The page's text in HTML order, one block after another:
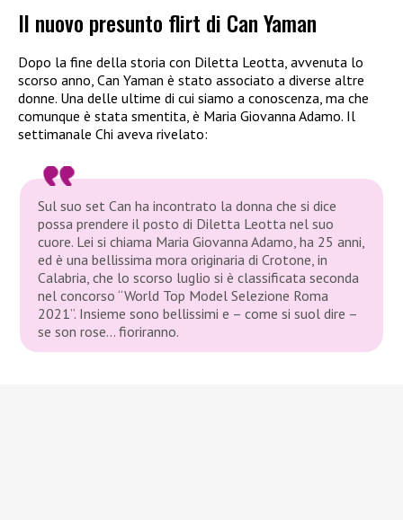
Il nuovo presunto flirt di Can Yaman
Dopo la fine della storia con Diletta Leotta, avvenuta lo
scorso anno, Can Yaman è stato associato a diverse altre
donne. Una delle ultime di cui siamo a conoscenza, ma che
comunque è stata smentita, è Maria Giovanna Adamo. Il
settimanale Chi aveva rivelato:
Sul suo set Can ha incontrato la donna che si dice
possa prendere il posto di Diletta Leotta nel suo
cuore. Lei si chiama Maria Giovanna Adamo, ha 25 anni,
ed è una bellissima mora originaria di Crotone, in
Calabria, che lo scorso luglio si è classificata seconda
nel concorso “World Top Model Selezione Roma
2021”. Insieme sono bellissimi e – come si suol dire –
se son rose… fioriranno.